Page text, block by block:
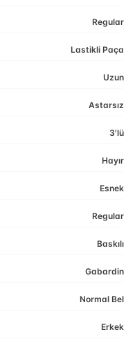
Regular
Lastikli Paça
Uzun
Astarsız
3'lü
Hayır
Esnek
Regular
Baskılı
Gabardin
Normal Bel
Erkek